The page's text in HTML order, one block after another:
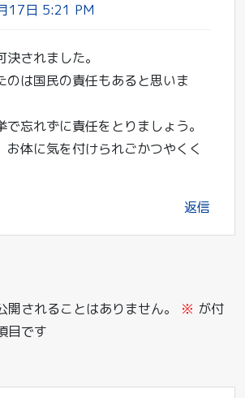
17日 5:21 PM
されました。
のは国民の責任もあると思いま
で忘れずに責任をとりましょう。
お体に気を付けられごかつやくく
返信
されることはありません。 ※ が付
目です